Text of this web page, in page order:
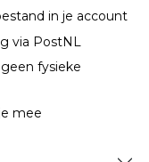
in je account
via PostNL
fysieke
mee